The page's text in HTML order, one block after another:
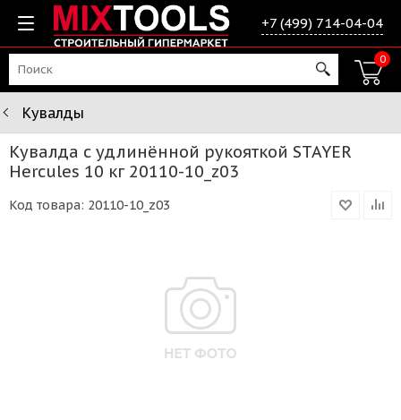
+7 (499) 714-04-04
0
Кувалды
Кувалда с удлинённой рукояткой STAYER
Hercules 10 кг 20110-10_z03
Код товара: 20110-10_z03